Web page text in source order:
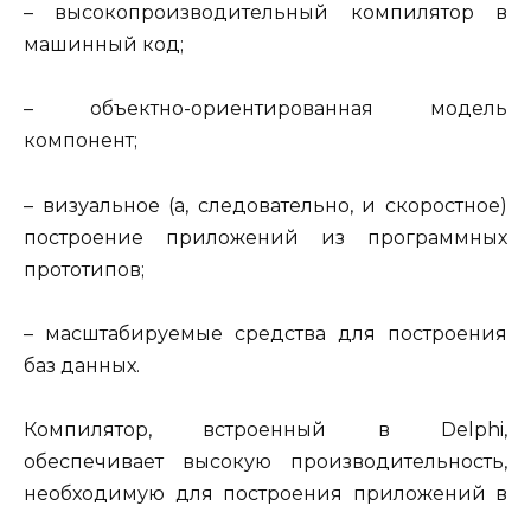
– высокопроизводительный компилятор в
машинный код;
– объектно-ориентированная модель
компонент;
– визуальное (а, следовательно, и скоростное)
построение приложений из программных
прототипов;
– масштабируемые средства для построения
баз данных.
Компилятор, встроенный в Delphi,
обеспечивает высокую производительность,
необходимую для построения приложений в